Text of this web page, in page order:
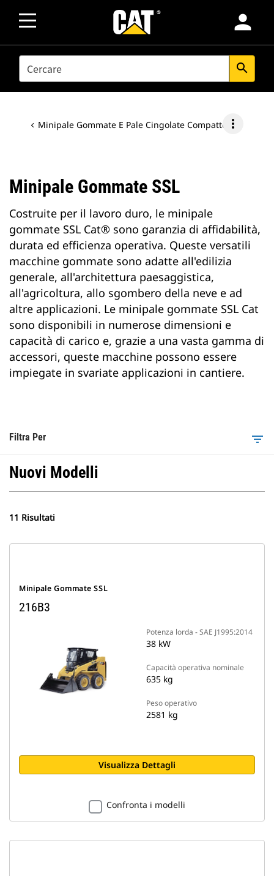
person
SEARCH search
Minipale Gommate E Pale Cingolate Compatte more_vert
Minipale Gommate SSL
Costruite per il lavoro duro, le minipale
gommate SSL Cat® sono garanzia di affidabilità,
durata ed efficienza operativa. Queste versatili
macchine gommate sono adatte all'edilizia
generale, all'architettura paesaggistica,
all'agricoltura, allo sgombero della neve e ad
altre applicazioni. Le minipale gommate SSL Cat
sono disponibili in numerose dimensioni e
capacità di carico e, grazie a una vasta gamma di
accessori, queste macchine possono essere
impiegate in svariate applicazioni in cantiere.
Filtra Per filter_list
Nuovi Modelli
11 Risultati
Minipale Gommate SSL
216B3
Potenza lorda - SAE J1995:2014
38 kW
Capacità operativa nominale
635 kg
Peso operativo
2581 kg
Visualizza Dettagli
Confronta i modelli